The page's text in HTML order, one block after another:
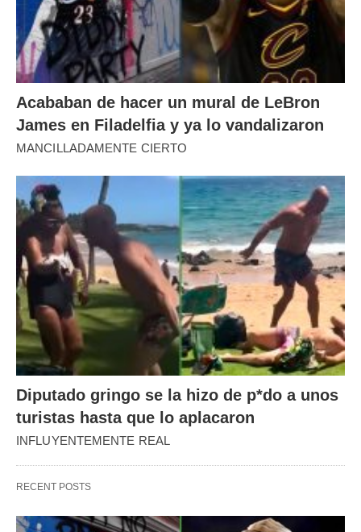
Acababan de hacer un mural de LeBron
James en Filadelfia y ya lo vandalizaron
MANCILLADAMENTE CIERTO
Diputado gringo se la hizo de p*do a unos
turistas hasta que lo aplacaron
INFLUYENTEMENTE REAL
RECENT POSTS